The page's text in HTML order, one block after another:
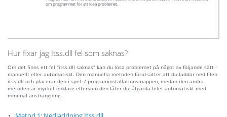
om programmet för att lösa problemet.
Hur fixar jag Itss.dll fel som saknas?
Om det finns ett fel "itss.dll saknas" kan du lösa problemet på något av följande sätt -
manuellt eller automatiskt. Den manuella metoden förutsätter att du laddar ned filen
itss.dll och placerar den i spel- / programinstallationsmappen, medan den andra
metoden är mycket enklare eftersom den låter dig åtgärda felet automatiskt med
minimal ansträngning.